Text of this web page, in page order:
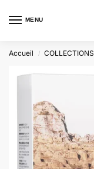
MENU
Accueil / COLLECTIONS